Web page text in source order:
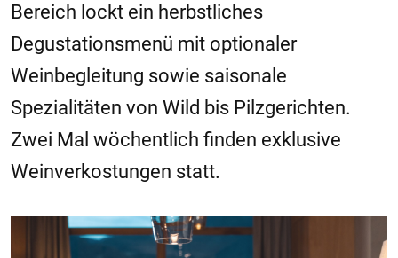
Bereich lockt ein herbstliches
Degustationsmenü mit optionaler
Weinbegleitung sowie saisonale
Spezialitäten von Wild bis Pilzgerichten.
Zwei Mal wöchentlich finden exklusive
Weinverkostungen statt.